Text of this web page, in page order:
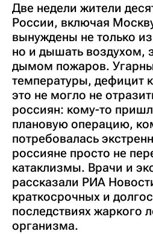
Две недели жители
России, включая
вынуждены не только
но и дышать воздухом,
дымом пожаров.
температуры, дефицит
это не могло не
россиян: кому-то
плановую операцию,
потребовалась
россияне просто не
катаклизмы. Врачи и
рассказали РИА
краткосрочных и
последствиях жаркого
организма.